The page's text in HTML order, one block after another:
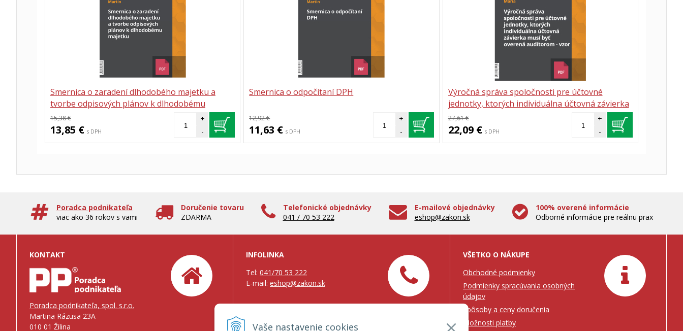
Vaše nastavenie cookies
Smernica o zaradení dlhodobého majetku a
tvorbe odpisových plánov k dlhodobému
majetku
15,38 €
13,85 € s DPH -
+
Smernica o odpočítaní DPH
12,92 €
11,63 € s DPH -
+
Výročná správa spoločnosti pre účtovné
jednotky, ktorých individuálna účtovná závierka
musí byť overená audítorom - vzor
27,61 €
22,09 € s DPH -
+
Poradca podnikateľa
viac ako 36 rokov s vami
Doručenie tovaru
ZDARMA
Telefonické objednávky
041 / 70 53 222
E-mailové objednávky
eshop@zakon.sk
100% overené informácie
Odborné informácie pre reálnu prax
KONTAKT
Poradca podnikateľa, spol. s.r.o.
Martina Rázusa 23A
010 01 Žilina
INFOLINKA
Tel: 041/70 53 222
E-mail: eshop@zakon.sk
VŠETKO O NÁKUPE
Obchodné podmienky
Podmienky spracúvania osobných
údajov
Spôsoby a ceny doručenia
Možnosti platby